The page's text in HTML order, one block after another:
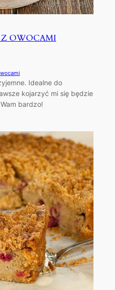
OWOCAMI
Idealne do
kojarzyć mi się będzie
bardzo!